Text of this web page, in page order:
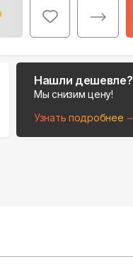
Нашли дешевле?
Мы снизим цену!
Узнать подробнее